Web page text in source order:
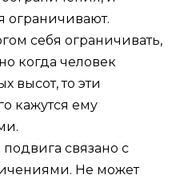
ограничивают.
себя ограничивать,
когда человек
высот, то эти
кажутся ему
связано с
Не может